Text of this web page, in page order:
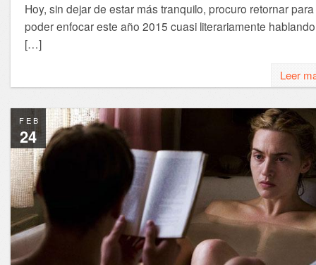
Hoy, sin dejar de estar más tranquilo, procuro retornar para
poder enfocar este año 2015 cuasi literariamente
[…]
Leer
FEB
24